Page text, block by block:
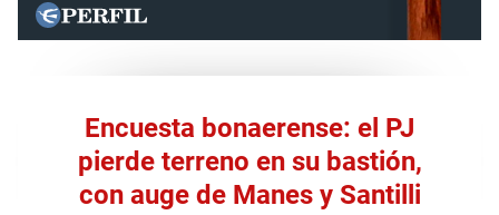
Encuesta bonaerense: el PJ
pierde terreno en su bastión,
con auge de Manes y Santilli